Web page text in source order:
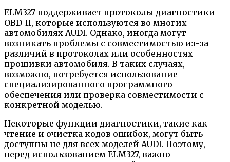
ELM327 поддерживает протоколы диагностики
OBD-II, которые используются во многих
автомобилях AUDI. Однако, иногда могут
возникать проблемы с совместимостью из-за
различий в протоколах или особенностях
прошивки автомобиля. В таких случаях,
возможно, потребуется использование
специализированного программного
обеспечения или проверка совместимости с
конкретной моделью.
Некоторые функции диагностики, такие как
чтение и очистка кодов ошибок, могут быть
доступны не для всех моделей AUDI. Поэтому,
перед использованием ELM327, важно